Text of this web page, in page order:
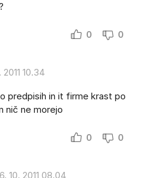
0 0
2011 10.34
predpisih in it firme krast po
nič ne morejo
0 0
10. 2011 08.04